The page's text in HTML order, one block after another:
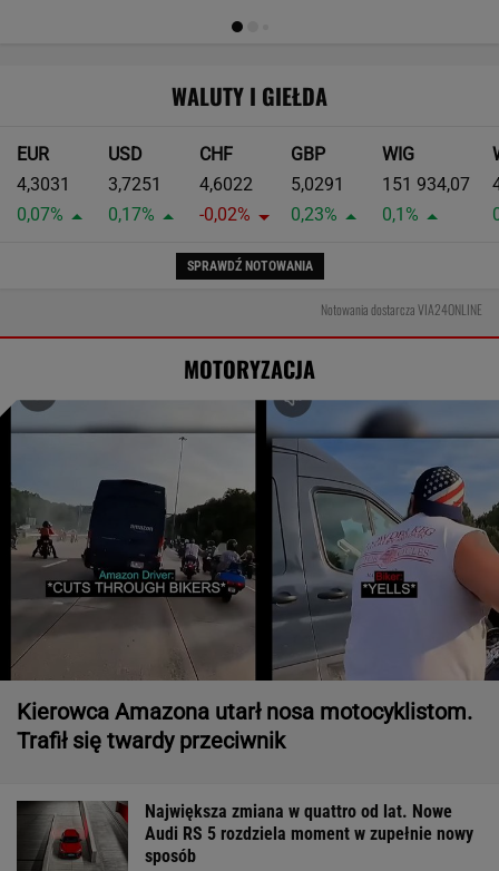
WALUTY I GIEŁDA
EUR
4,3031
0,07%
USD
3,7251
0,17%
CHF
4,6022
-0,02%
GBP
5,0291
0,23%
WIG
151 934,07
0,1%
SPRAWDŹ NOTOWANIA
Notowania dostarcza VIA24ONLINE
MOTORYZACJA
Kierowca Amazona utarł nosa motocyklistom.
Trafił się twardy przeciwnik
Największa zmiana w quattro od lat. Nowe
Audi RS 5 rozdziela moment w zupełnie nowy
sposób